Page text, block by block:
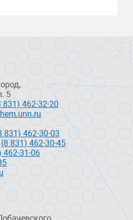
5
831) 462-32-20
831) 462-30-03
(8 831) 462-30-45
462-31-06